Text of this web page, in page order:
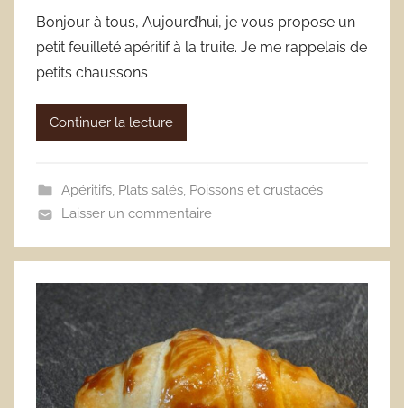
Bonjour à tous, Aujourd’hui, je vous propose un
petit feuilleté apéritif à la truite. Je me rappelais de
petits chaussons
Continuer la lecture
Apéritifs, Plats salés, Poissons et crustacés
Laisser un commentaire